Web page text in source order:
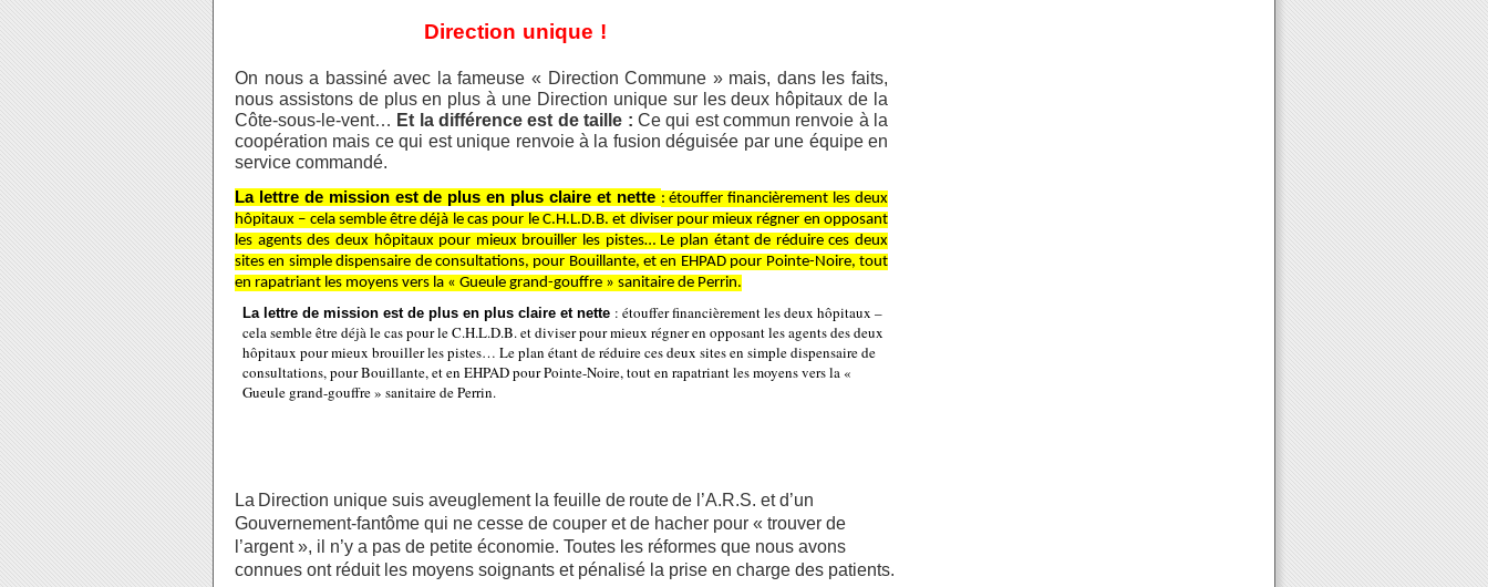
Direction unique !
On nous a bassiné avec la fameuse « Direction Commune » mais, dans les faits,
nous assistons de plus en plus à une Direction unique sur les deux hôpitaux de la
Côte-sous-le-vent… Et la différence est de taille : Ce qui est commun renvoie à la
coopération mais ce qui est unique renvoie à la fusion déguisée par une équipe en
service commandé.
La lettre de mission estde plus en plus claire et nette : étouffer financièrement les deux
hôpitaux – cela semble être déjà le cas pour le C.H.L.D.B. et diviser pour mieux régner en opposant
les agents des deux hôpitaux pour mieux brouiller les pistes… Le plan étant de réduire ces deux
sites en simple dispensaire de consultations, pour Bouillante, et en EHPAD pour Pointe-Noire, tout
en rapatriant les moyens vers la « Gueule grand-gouffre » sanitaire de Perrin.
La lettre de mission estde plus en plus claire et nette : étouffer financièrement les deux hôpitaux –
cela semble être déjà le caspour le C.H.L.D.B.et diviser pour mieux régner en opposant les agents des deux
hôpitaux pour mieux brouiller lespistes… Le plan étant de réduire ces deux sites en simple dispensaire de
consultations, pour Bouillante, et en EHPAD pour Pointe-Noire, tout en rapatriant les moyens vers la «
Gueule grand-gouffre » sanitaire de Perrin.
La Direction unique suis aveuglement la feuille de routede l’A.R.S. et d’un
Gouvernement-fantôme qui ne cesse de couper et de hacher pour « trouver de
l’argent », il n’y a pas de petite économie. Toutes les réformes que nous avons
connues ont réduit les moyens soignants et pénalisé la prise en charge des patients.